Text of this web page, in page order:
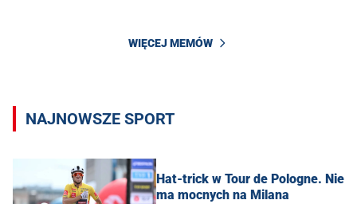
WIĘCEJ MEMÓW
NAJNOWSZE SPORT
Hat-trick w Tour de Pologne. Nie
ma mocnych na Milana